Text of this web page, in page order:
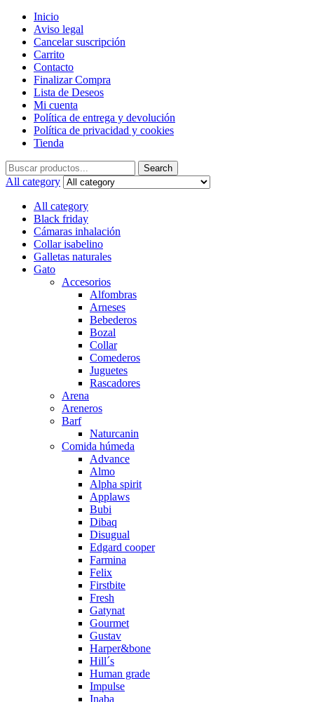
Inicio
Aviso legal
Cancelar suscripción
Carrito
Contacto
Finalizar Compra
Lista de Deseos
Mi cuenta
Política de entrega y devolución
Política de privacidad y cookies
Tienda
Search
for:
Search
All category
All category
Black friday
Cámaras inhalación
Collar isabelino
Galletas naturales
Gato
Accesorios
Alfombras
Arneses
Bebederos
Bozal
Collar
Comederos
Juguetes
Rascadores
Arena
Areneros
Barf
Naturcanin
Comida húmeda
Advance
Almo
Alpha spirit
Applaws
Bubi
Dibaq
Disugual
Edgard cooper
Farmina
Felix
Firstbite
Fresh
Gatynat
Gourmet
Gustav
Harper&bone
Hill´s
Human grade
Impulse
Inaba